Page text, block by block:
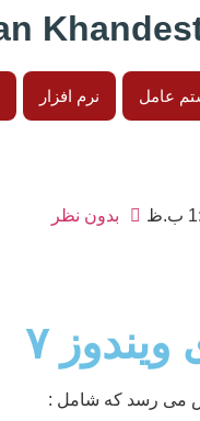
عامل نرم افزار
بدون نظر
۷